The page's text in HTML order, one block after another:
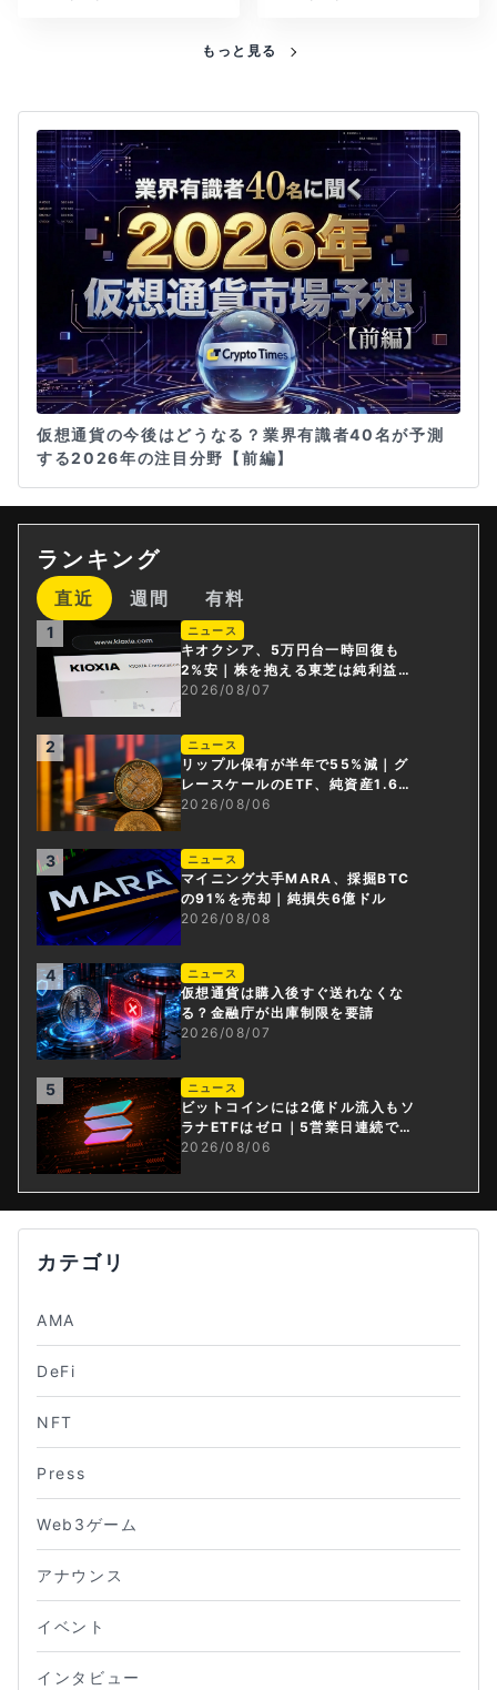
もっと見る
仮想通貨の今後はどうなる？業界有識者40名が予測
する2026年の注目分野【前編】
ランキング
直近 週間 有料
1 ニュース
キオクシア、5万円台一時回復も
2%安｜株を抱える東芝は純利益3
0倍
2026/08/07
2 ニュース
リップル保有が半年で55%減｜グ
レースケールのETF、純資産1.6億
ドル減
2026/08/06
3 ニュース
マイニング大手MARA、採掘BTC
の91%を売却｜純損失6億ドル
2026/08/08
4 ニュース
仮想通貨は購入後すぐ送れなくな
る？金融庁が出庫制限を要請
2026/08/07
5 ニュース
ビットコインには2億ドル流入もソ
ラナETFはゼロ｜5営業日連続で停
止
2026/08/06
カテゴリ
AMA
DeFi
NFT
Press
Web3ゲーム
アナウンス
イベント
インタビュー